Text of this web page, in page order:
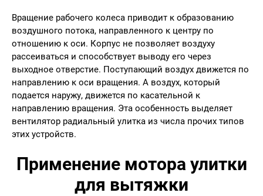
Вращение рабочего колеса приводит к образованию
воздушного потока, направленного к центру по
отношению к оси. Корпус не позволяет воздуху
рассеиваться и способствует выводу его через
выходное отверстие. Поступающий воздух движется по
направлению к оси вращения. А воздух, который
подается наружу, движется по касательной к
направлению вращения. Эта особенность выделяет
вентилятор радиальный улитка из числа прочих типов
этих устройств.
Применение мотора улитки
для вытяжки